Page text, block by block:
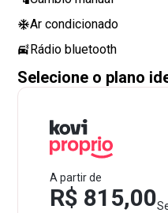
Ar condicionado
Rádio bluetooth
Selecione o plano
A partir de
R$ 815,00